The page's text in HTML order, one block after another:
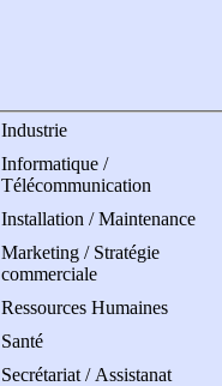
Industrie
Informatique /
Télécommunication
Installation / Maintenance
Marketing / Stratégie
commerciale
Ressources Humaines
Santé
Secrétariat / Assistanat